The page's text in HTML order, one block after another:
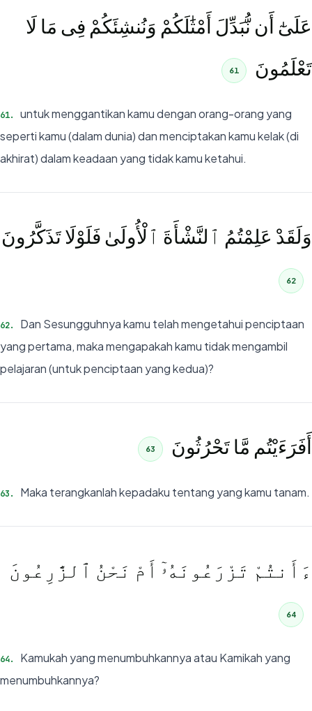
عَلَىٰٓ أَن نُّبَدِّلَ أَمْثَٰلَكُمْ وَنُنشِئَكُمْ فِى مَا لَا
تَعْلَمُونَ
61
61.
untuk menggantikan kamu dengan orang-orang yang
seperti kamu (dalam dunia) dan menciptakan kamu kelak (di
akhirat) dalam keadaan yang tidak kamu ketahui.
وَلَقَدْ عَلِمْتُمُ ٱلنَّشْأَةَ ٱلْأُولَىٰ فَلَوْلَا تَذَكَّرُونَ
62
62.
Dan Sesungguhnya kamu telah mengetahui penciptaan
yang pertama, maka mengapakah kamu tidak mengambil
pelajaran (untuk penciptaan yang kedua)?
أَفَرَءَيْتُم مَّا تَحْرُثُونَ 63
63. Maka terangkanlah kepadaku tentang yang kamu tanam.
ءَأَنتُمْ تَزْرَعُونَهُۥٓ أَمْ نَحْنُ ٱلزَّٰرِعُونَ
64
64.
Kamukah yang menumbuhkannya atau Kamikah yang
menumbuhkannya?